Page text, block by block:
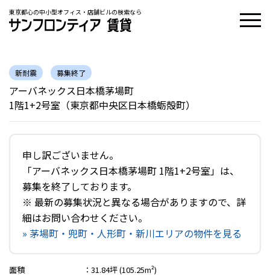
東京都心の中小型オフィス・店舗ビルの検索なら
新耐震 募集終了
アーバネックス日本橋茅場町
1階1+2号室（東京都中央区日本橋蛎殻町）
申し訳ございません。
「アーバネックス日本橋茅場町 1階1+2号室」は、
募集を終了しております。
※ 最新の募集状況と異なる場合がありますので、詳
細はお問い合わせください。
» 茅場町・兜町・人形町・新川エリアの物件を見る
面積 ： 31.84坪 (105.25m²)